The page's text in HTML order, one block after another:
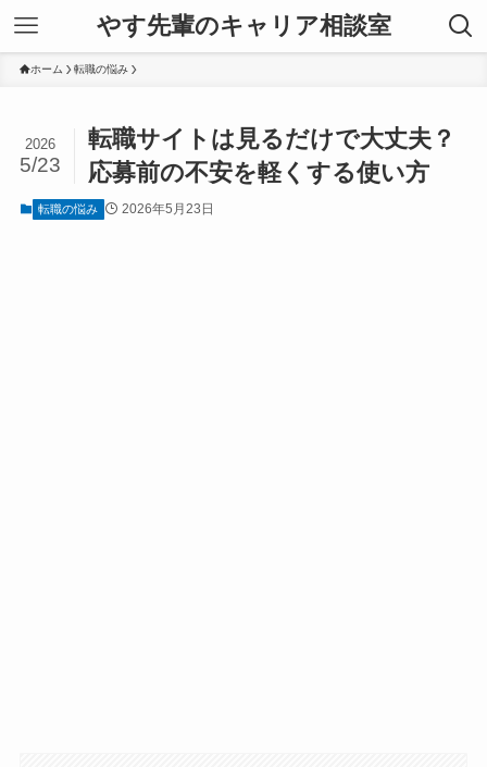
やす先輩のキャリア相談室
ホーム 転職の悩み
転職サイトは見るだけで大丈夫？
応募前の不安を軽くする使い方
2026
5/23
転職の悩み 2026年5月23日